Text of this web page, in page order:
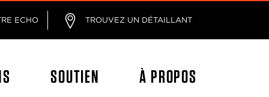
ECHO TROUVEZ UN DÉTAILLANT
SOUTIEN À PROPOS